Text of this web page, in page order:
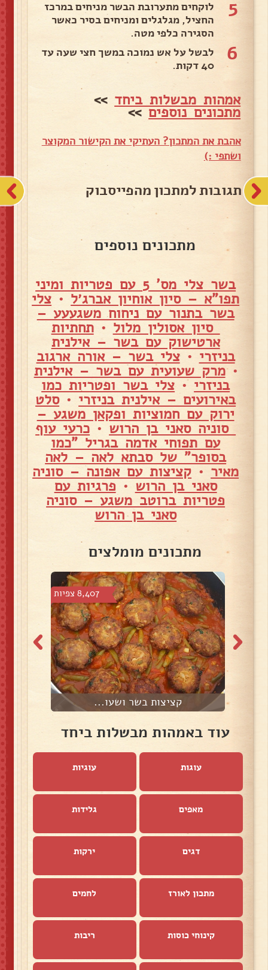
5
לוקחים מתערובת הבשר מניחים במרכז
החציל, מגלגלים ומניחים בסיר כאשר
הסגירה כלפי מטה.
6
לבשל על אש נמוכה במשך חצי שעה עד
40 דקות.
אמהות מבשלות ביחד >>
מתכונים נוספים>>
אהבת את המתכון? העתיקי את הקישור המקוצר
ושתפי :)
תגובות למתכון מהפייסבוק
מתכונים נוספים
בשר צלי מס' 5 עם פטריות ומיני
תפו"א – סיון אוחיון אברג׳ל • צלי
בשר בתנור עם ניחוח משגעעע –
סיון אסולין מלול •תחתיות
ארטישוק עם בשר – אילנית
בניזרי •צלי בשר – אורה ארגוב
•מרק שעועית עם בשר – אילנית
בניזרי • צלי בשר ופטריות כמו
באירועים – אילנית בניזרי •סלט
ירוק עם חמוציות ופקאן משגע –
סוניה סאני בן הרוש • כרעי עוף
עם תפוחי אדמה בגריל "כמו
בסופר" של סבתא לאה – לאה
מאיר • קציצות עם אפונה – סוניה
סאני בן הרוש • פרגיות עם
פטריות ברוטב משגע – סוניה
סאני בן הרוש
מתכונים מומלצים
8,407 צפיות
קציצות בשר ושעו...
עוד באמהות מבשלות ביחד
עוגות עוגיות
מאפים גלידות
דגים ירקות
מתכון לאורז לחמים
קינוחי כוסות ריבות